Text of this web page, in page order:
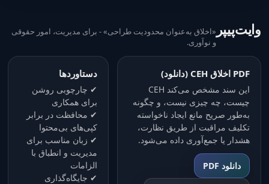
وایت‌پیپر «اخلاق به‌عنوان محدودیت طراحی» - برای مدیریت، امور حقوقی
و نوآوری.
PDF اخلاق CEH (دانلود)
این سند مشخص می‌کند CEH
چیست، چه چیزی نیست، و چگونه
به‌طور صریح مانع ایجاد ناخواسته
تکلیف مراقبت از طریق نظارت،
هشدار یا جمع‌آوری داده می‌شود.
دانلود PDF
دستاوردها
✔ چارچوبی روشن
برای همکاری
✔ محافظت در برابر
کپی‌های بی‌محتوا
✔ زبان مناسب برای
مدیریت و انطباق با
الزامات
✔ جایگاه‌گذاری